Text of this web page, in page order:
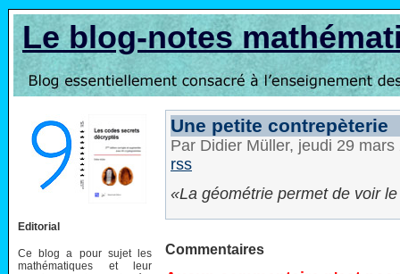
Le blog-notes
Editorial
Ce blog a pour sujet les
mathématiques et leur
Une petite contrepèterie
Par Didier Müller, jeudi 29
rss
La géométrie permet de voir
Commentaires